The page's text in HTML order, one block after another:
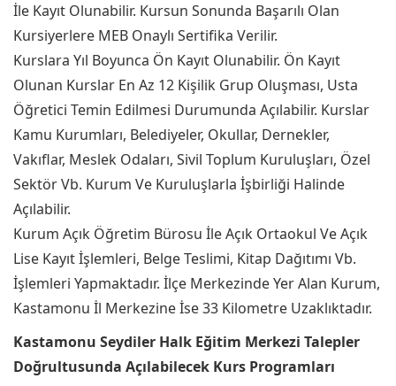
İle Kayıt Olunabilir. Kursun Sonunda Başarılı Olan
Kursiyerlere MEB Onaylı Sertifika Verilir.
Kurslara Yıl Boyunca Ön Kayıt Olunabilir. Ön Kayıt
Olunan Kurslar En Az 12 Kişilik Grup Oluşması, Usta
Öğretici Temin Edilmesi Durumunda Açılabilir. Kurslar
Kamu Kurumları, Belediyeler, Okullar, Dernekler,
Vakıflar, Meslek Odaları, Sivil Toplum Kuruluşları, Özel
Sektör Vb. Kurum Ve Kuruluşlarla İşbirliği Halinde
Açılabilir.
Kurum Açık Öğretim Bürosu İle Açık Ortaokul Ve Açık
Lise Kayıt İşlemleri, Belge Teslimi, Kitap Dağıtımı Vb.
İşlemleri Yapmaktadır. İlçe Merkezinde Yer Alan Kurum,
Kastamonu İl Merkezine İse 33 Kilometre Uzaklıktadır.
Kastamonu Seydiler Halk Eğitim Merkezi Talepler
Doğrultusunda Açılabilecek Kurs Programları